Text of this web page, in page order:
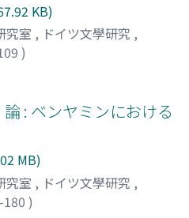
KB)
究室 , ドイツ文學研究 ,
)
: ベンヤミンにおける
MB)
究室 , ドイツ文學研究 ,
)